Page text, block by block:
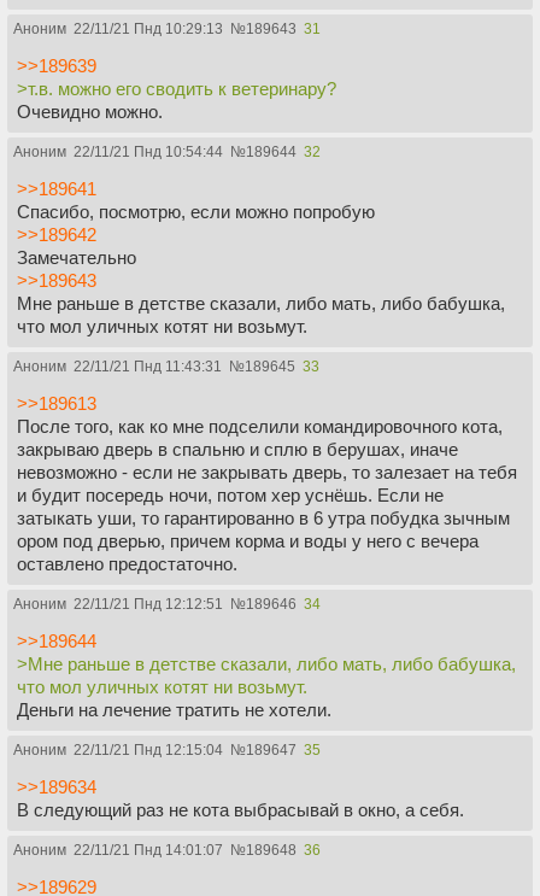
Аноним 22/11/21 Пнд 10:29:13 №189643 31
>>189639
>т.в. можно его сводить к ветеринару?
Очевидно можно.
Аноним 22/11/21 Пнд 10:54:44 №189644 32
>>189641
Спасибо, посмотрю, если можно попробую
>>189642
Замечательно
>>189643
Мне раньше в детстве сказали, либо мать, либо бабушка,
что мол уличных котят ни возьмут.
Аноним 22/11/21 Пнд 11:43:31 №189645 33
>>189613
После того, как ко мне подселили командировочного кота,
закрываю дверь в спальню и сплю в берушах, иначе
невозможно - если не закрывать дверь, то залезает на тебя
и будит посередь ночи, потом хер уснёшь. Если не
затыкать уши, то гарантированно в 6 утра побудка зычным
ором под дверью, причем корма и воды у него с вечера
оставлено предостаточно.
Аноним 22/11/21 Пнд 12:12:51 №189646 34
>>189644
>Мне раньше в детстве сказали, либо мать, либо бабушка,
что мол уличных котят ни возьмут.
Деньги на лечение тратить не хотели.
Аноним 22/11/21 Пнд 12:15:04 №189647 35
>>189634
В следующий раз не кота выбрасывай в окно, а себя.
Аноним 22/11/21 Пнд 14:01:07 №189648 36
>>189629